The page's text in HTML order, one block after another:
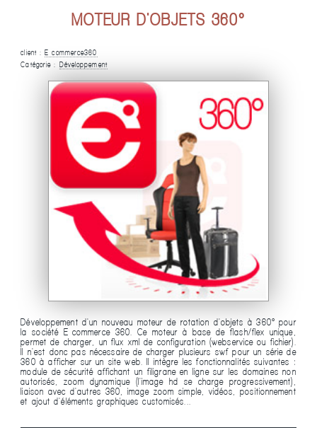
MOTEUR D'OBJETS 360°
client :E-commerce360
Catégorie : Développement
Développement d'un nouveau moteur de rotation d'objets à 360° pour
la société E-commerce 360. Ce moteur à base de flash/flex unique,
permet de charger, un flux xml de configuration (webservice ou fichier).
Il n'est donc pas nécessaire de charger plusieurs swf pour un série de
360 à afficher sur un site web. Il intègre les fonctionnalités suivantes :
module de sécurité affichant un filigrane en ligne sur les domaines non
autorisés, zoom dynamique (l'image hd se charge progressivement),
liaison avec d'autres 360, image zoom simple, vidéos, positionnement
et ajout d'éléments graphiques customisés...